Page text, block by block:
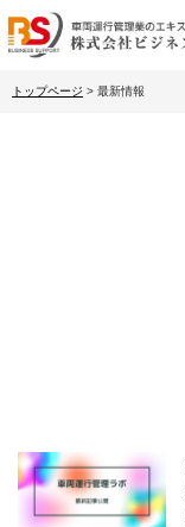
トップページ > 最新情報